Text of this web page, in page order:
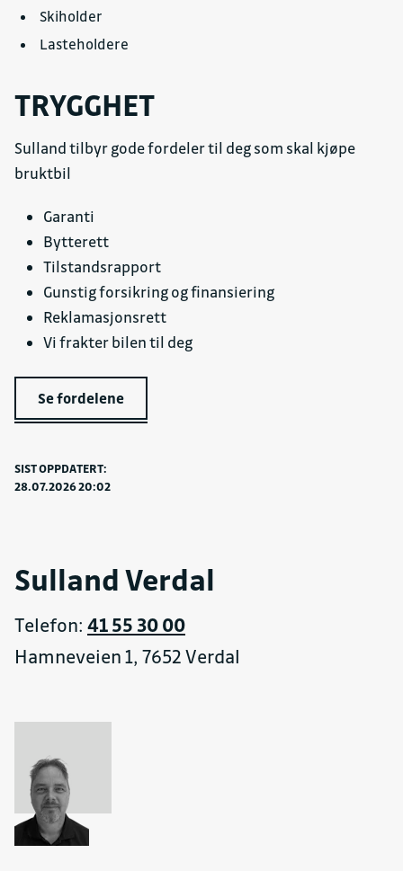
Skiholder
Lasteholdere
TRYGGHET
Sulland tilbyr gode fordeler til deg som skal kjøpe
bruktbil
Garanti
Bytterett
Tilstandsrapport
Gunstig forsikring og finansiering
Reklamasjonsrett
Vi frakter bilen til deg
Se fordelene
SIST OPPDATERT:
28.07.2026 20:02
Sulland Verdal
Telefon: 41 55 30 00
Hamneveien 1, 7652 Verdal